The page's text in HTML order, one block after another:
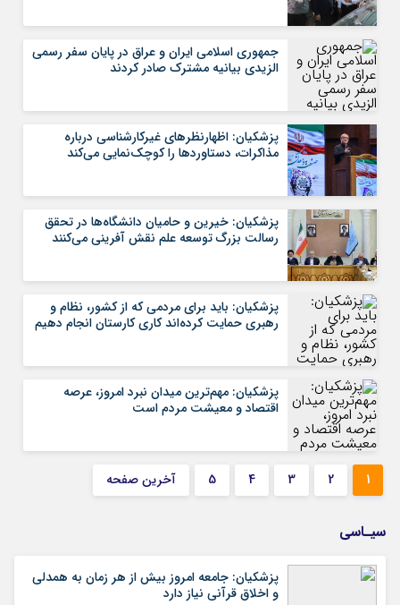
جمهوری اسلامی ایران و عراق در پایان سفر رسمی
الزیدی بیانیه مشترک صادر کردند
پزشکیان: اظهارنظرهای غیرکارشناسی درباره
مذاکرات، دستاوردها را کوچک‌نمایی می‌کند
پزشکیان: خیرین و حامیان دانشگاه‌ها در تحقق
رسالت بزرگ توسعه علم نقش‌ آفرینی می‌کنند
پزشکیان: باید برای مردمی که از کشور، نظام و
رهبری حمایت کرده‌‎اند کاری کارستان انجام دهیم
پزشکیان: مهم‌ترین میدان نبرد امروز، عرصه
اقتصاد و معیشت مردم است
1
2
3
4
5 آخرین صفحه
سیـاسی
پزشکیان: جامعه امروز بیش از هر زمان به همدلی
و اخلاق قرآنی نیاز دارد